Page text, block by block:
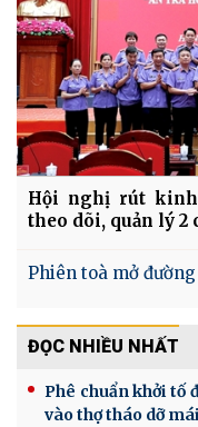
Hội nghị rút
theo dõi, quản lý 2
Phiên toà mở
ĐỌC NHIỀU NHẤT
Phê chuẩn khởi tố
vào thợ tháo dỡ